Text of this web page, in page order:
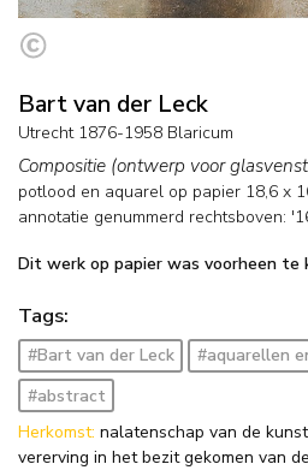
Bart van der Leck
Utrecht 1876-1958 Blaricum
Compositie (ontwerp voor
potlood en aquarel op papier 18,6 x
annotatie genummerd rechtsboven:
Dit werk op papier was voorheen te
Tags:
#Bart van der Leck #aquarellen
#abstract
Herkomst: nalatenschap van de
vererving in het bezit gekomen van